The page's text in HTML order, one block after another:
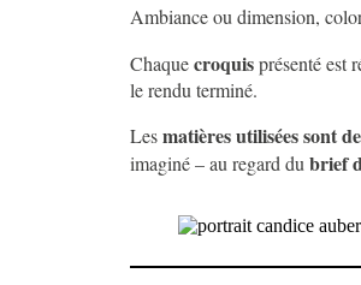
Ambiance ou dimension,
Chaquecroquisprésenté est
le rendu terminé.
Lesmatières utilisées sont
imaginé – au regard du brief